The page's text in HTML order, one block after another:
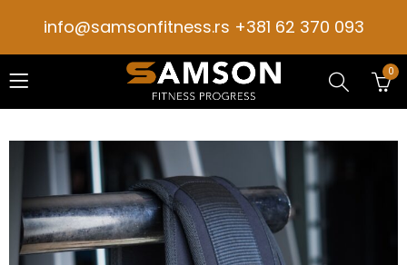
info@samsonfitness.rs +381 62 370 093
0